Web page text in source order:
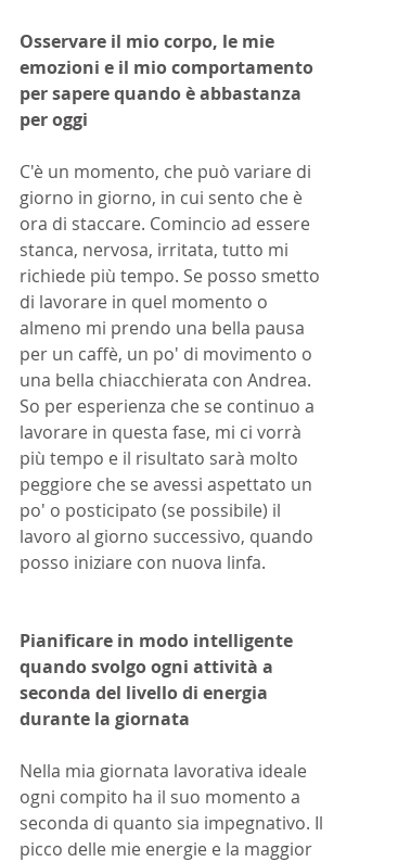
Osservare il mio corpo, le mie
emozioni e il mio comportamento
per sapere quando è abbastanza
per oggi
C'è un momento, che può variare di
giorno in giorno, in cui sento che è
ora di staccare. Comincio ad essere
stanca, nervosa, irritata, tutto mi
richiede più tempo. Se posso smetto
di lavorare in quel momento o
almeno mi prendo una bella pausa
per un caffè, un po' di movimento o
una bella chiacchierata con Andrea.
So per esperienza che se continuo a
lavorare in questa fase, mi ci vorrà
più tempo e il risultato sarà molto
peggiore che se avessi aspettato un
po' o posticipato (se possibile) il
lavoro al giorno successivo, quando
posso iniziare con nuova linfa.
Pianificare in modo intelligente
quando svolgo ogni attività a
seconda del livello di energia
durante la giornata
Nella mia giornata lavorativa ideale
ogni compito ha il suo momento a
seconda di quanto sia impegnativo. Il
picco delle mie energie e la maggior